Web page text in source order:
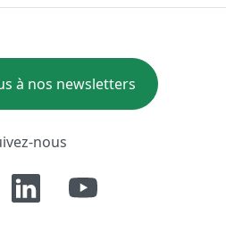
à nos newsletters
nous